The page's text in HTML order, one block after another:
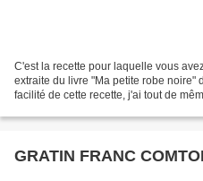
C'est la recette pour laquelle vous
extraite du livre "Ma petite robe noire"
facilité de cette recette, j'ai tout de
GRATIN FRANC